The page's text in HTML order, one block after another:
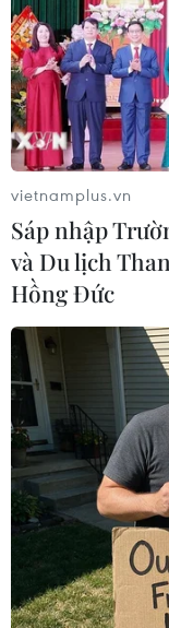
Trần Thị Tuyết
nhưng tự mạo
quan hệ rộng rãi,
năng giúp cho
Một nữ sinh
tống tiền 5 tỷ
14/01/2020 06:50
Nữ sinh viên Trần
vietnamplus.vn
Sáp nhập
và Du lịch
Hồng Đức